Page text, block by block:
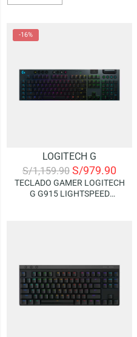
-16%
LOGITECH G
S/1,159.90 S/979.90
TECLADO GAMER LOGITECH
G G915 LIGHTSPEED